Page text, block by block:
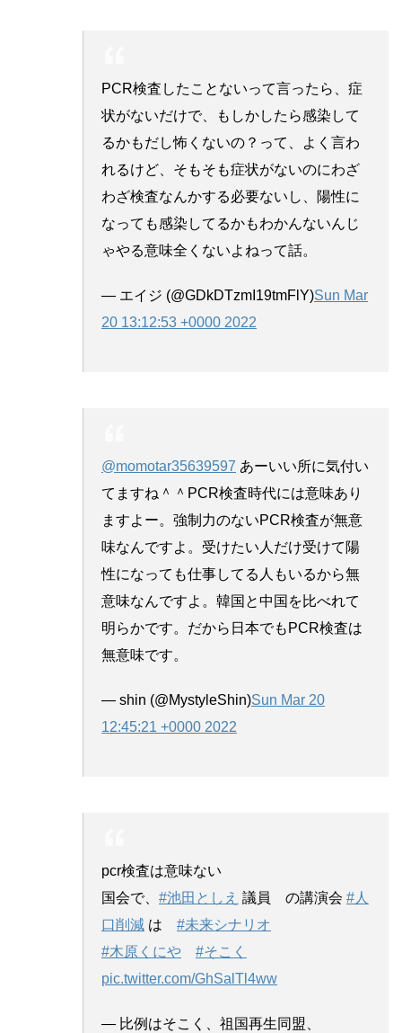
PCR検査したことないって言ったら、症
状がないだけで、もしかしたら感染して
るかもだし怖くないの？って、よく言わ
れるけど、そもそも症状がないのにわざ
わざ検査なんかする必要ないし、陽性に
なっても感染してるかもわかんないんじ
ゃやる意味全くないよねって話。
— エイジ (@GDkDTzmI19tmFlY)Sun Mar
20 13:12:53 +0000 2022
@momotar35639597 あーいい所に気付い
てますね＾＾PCR検査時代には意味あり
ますよー。強制力のないPCR検査が無意
味なんですよ。受けたい人だけ受けて陽
性になっても仕事してる人もいるから無
意味なんですよ。韓国と中国を比べれて
明らかです。だから日本でもPCR検査は
無意味です。
— shin (@MystyleShin)Sun Mar 20
12:45:21 +0000 2022
pcr検査は意味ない
国会で、 #池田としえ 議員 の講演会 #人
口削減 は #未来シナリオ
#木原くにや
#そこく
pic.twitter.com/GhSalTl4ww
— 比例はそこく、祖国再生同盟、